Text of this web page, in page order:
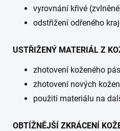
vyrovnání křivé
odstřižení odřeného
USTŘIŽENÝ MATERIÁL Z
zhotovení koženého
zhotovení nových
použití materiálu na
OBTÍŽNĚJŠÍ ZKRÁCENÍ